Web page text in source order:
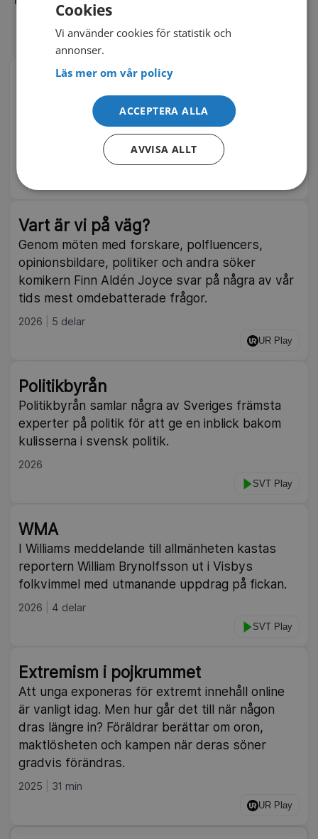
STREAMA GRATIS
Hur fan hamnade vi här?
I en satirisk granskning i sex delar plockar
Messiah Hallberg isär det svenska samhället bit
för bit med lika mycket humor som allvar.
Vart är vi på väg?
Genom möten med forskare, polfluencers,
opinionsbildare, politiker och andra söker
komikern Finn Aldén Joyce svar på några av vår
tids mest omdebatterade frågor.
2026 5 delar
UR Play
Politikbyrån
Politikbyrån samlar några av Sveriges främsta
experter på politik för att ge en inblick bakom
kulisserna i svensk politik.
2026
SVT Play
WMA
I Williams meddelande till allmänheten kastas
reportern William Brynolfsson ut i Visbys
folkvimmel med utmanande uppdrag på fickan.
2026 4 delar
SVT Play
Extremism i pojkrummet
Att unga exponeras för extremt innehåll online
är vanligt idag. Men hur går det till när någon
dras längre in? Föräldrar berättar om oron,
maktlösheten och kampen när deras söner
gradvis förändras.
2025 31 min
UR Play
Cookies
Vi använder cookies för statistik och
annonser.
Läs mer om vår policy
ACCEPTERA ALLA
AVVISA ALLT